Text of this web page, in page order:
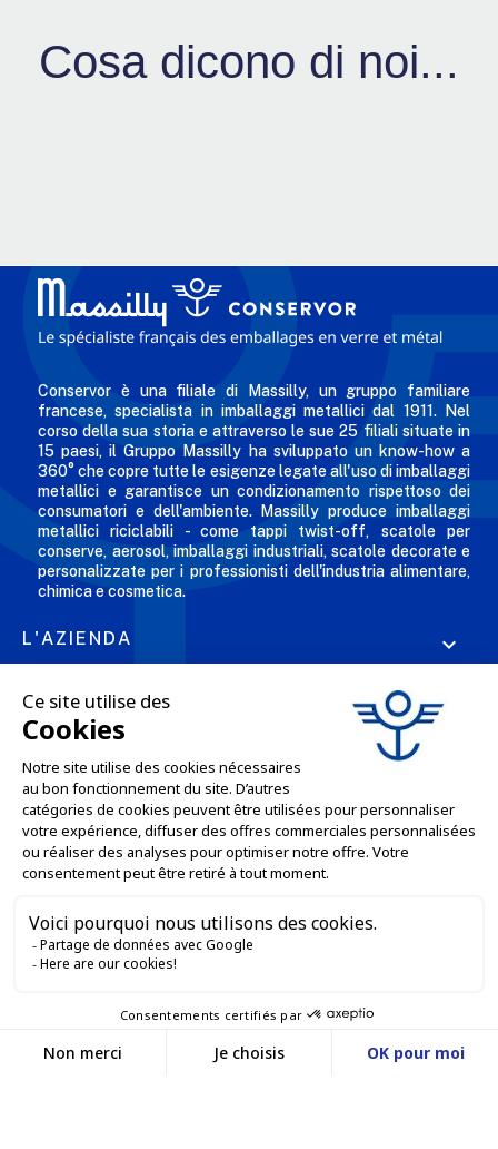
Cosa dicono di noi...
Conservor è una filiale di Massilly, un gruppo familiare
francese, specialista in imballaggi metallici dal 1911. Nel
corso della sua storia e attraverso le sue 25 filiali situate in
15 paesi, il Gruppo Massilly ha sviluppato un know-how a
360° che copre tutte le esigenze legate all'uso di imballaggi
metallici e garantisce un condizionamento rispettoso dei
consumatori e dell'ambiente. Massilly produce imballaggi
metallici riciclabili - come tappi twist-off, scatole per
conserve, aerosol, imballaggi industriali, scatole decorate e
personalizzate per i professionisti dell'industria alimentare,
chimica e cosmetica.
L'AZIENDA 
LE NOSTRE OFFERTE 
SERVIZI DI VENDITA ONLINE 
RESTIAMO IN CONTATTO
Contattaci
SITO WEB DI E-COMMERCE
Du lundi au vendredi
entre 13h30 et 17h